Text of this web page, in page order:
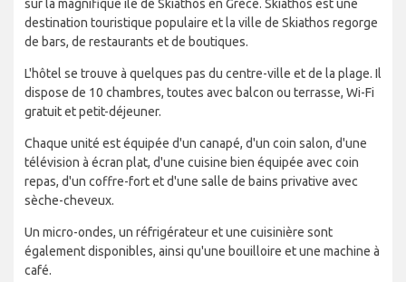
sur la magnifique île de Skiathos en Grèce. Skiathos est une
destination touristique populaire et la ville de Skiathos regorge
de bars, de restaurants et de boutiques.
L'hôtel se trouve à quelques pas du centre-ville et de la plage. Il
dispose de 10 chambres, toutes avec balcon ou terrasse, Wi-Fi
gratuit et petit-déjeuner.
Chaque unité est équipée d'un canapé, d'un coin salon, d'une
télévision à écran plat, d'une cuisine bien équipée avec coin
repas, d'un coffre-fort et d'une salle de bains privative avec
sèche-cheveux.
Un micro-ondes, un réfrigérateur et une cuisinière sont
également disponibles, ainsi qu'une bouilloire et une machine à
café.